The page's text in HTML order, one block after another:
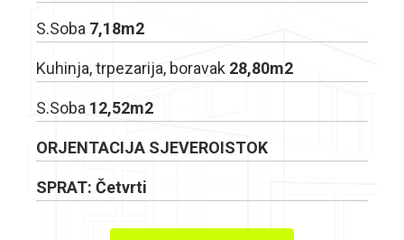
S.Soba 7,18m2
Kuhinja, trpezarija, boravak 28,80m2
S.Soba 12,52m2
ORJENTACIJA SJEVEROISTOK
SPRAT: Četvrti